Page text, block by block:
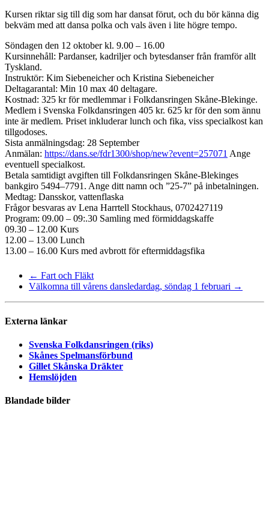
Kursen riktar sig till dig som har dansat förut, och du bör känna dig
bekväm med att dansa polka och vals även i lite högre tempo.
Söndagen den 12 oktober kl. 9.00 – 16.00
Kursinnehåll: Pardanser, kadriljer och bytesdanser från framför allt
Tyskland.
Instruktör: Kim Siebeneicher och Kristina Siebeneicher
Deltagarantal: Min 10 max 40 deltagare.
Kostnad: 325 kr för medlemmar i Folkdansringen Skåne-Blekinge.
Medlem i Svenska Folkdansringen 405 kr. 625 kr för den som ännu
inte är medlem. Priset inkluderar lunch och fika, viss specialkost kan
tillgodoses.
Sista anmälningsdag: 28 September
Anmälan: https://dans.se/fdr1300/shop/new?event=257071 Ange
eventuell specialkost.
Betala samtidigt avgiften till Folkdansringen Skåne-Blekinges
bankgiro 5494–7791. Ange ditt namn och ”25-7” på inbetalningen.
Medtag: Dansskor, vattenflaska
Frågor besvaras av Lena Harrtell Stockhaus, 0702427119
Program: 09.00 – 09:.30 Samling med förmiddagskaffe
09.30 – 12.00 Kurs
12.00 – 13.00 Lunch
13.00 – 16.00 Kurs med avbrott för eftermiddagsfika
← Fart och Fläkt
Välkomna till vårens dansledardag, söndag 1 februari →
Externa länkar
Svenska Folkdansringen (riks)
Skånes Spelmansförbund
Gillet Skånska Dräkter
Hemslöjden
Blandade bilder